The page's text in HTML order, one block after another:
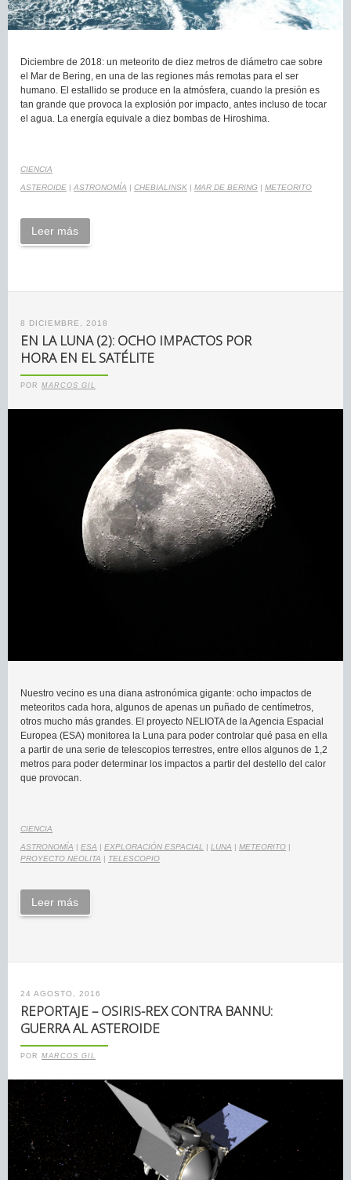
Diciembre de 2018: un meteorito de diez metros de diámetro cae sobre
el Mar de Bering, en una de las regiones más remotas para el ser
humano. El estallido se produce en la atmósfera, cuando la presión es
tan grande que provoca la explosión por impacto, antes incluso de tocar
el agua. La energía equivale a diez bombas de Hiroshima.
CIENCIA
ASTEROIDE | ASTRONOMÍA | CHEBIALINSK | MAR DE BERING | METEORITO
Leer más
8 DICIEMBRE, 2018
EN LA LUNA (2): OCHO IMPACTOS POR
HORA EN EL SATÉLITE
POR MARCOS GIL
Nuestro vecino es una diana astronómica gigante: ocho impactos de
meteoritos cada hora, algunos de apenas un puñado de centímetros,
otros mucho más grandes. El proyecto NELIOTA de la Agencia Espacial
Europea (ESA) monitorea la Luna para poder controlar qué pasa en ella
a partir de una serie de telescopios terrestres, entre ellos algunos de 1,2
metros para poder determinar los impactos a partir del destello del calor
que provocan.
CIENCIA
ASTRONOMÍA | ESA | EXPLORACIÓN ESPACIAL | LUNA | METEORITO |
PROYECTO NEOLITA | TELESCOPIO
Leer más
24 AGOSTO, 2016
REPORTAJE – OSIRIS-REX CONTRA BANNU:
GUERRA AL ASTEROIDE
POR MARCOS GIL